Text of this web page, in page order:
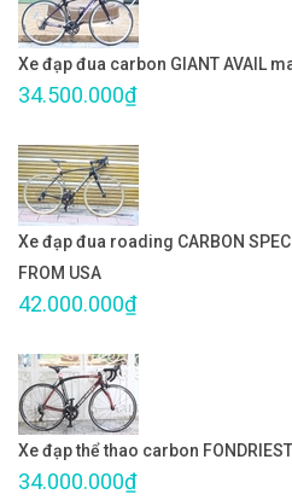
Xe đạp đua carbon GIANT AVAIL
34.500.000₫
Xe đạp đua roading CARBON
FROM USA
42.000.000₫
Xe đạp thể thao carbon
34.000.000₫